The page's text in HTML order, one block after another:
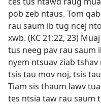
pob zeb ntaus. Tom
rau saum ib tug ncej
xwb. (KC 21:22, 23)
tus neeg pav rau saum
nyem ntsuav ziab
tsis tau mov noj, tsis
Tiam sis thaum lawv
tes ntsia taw rau saum